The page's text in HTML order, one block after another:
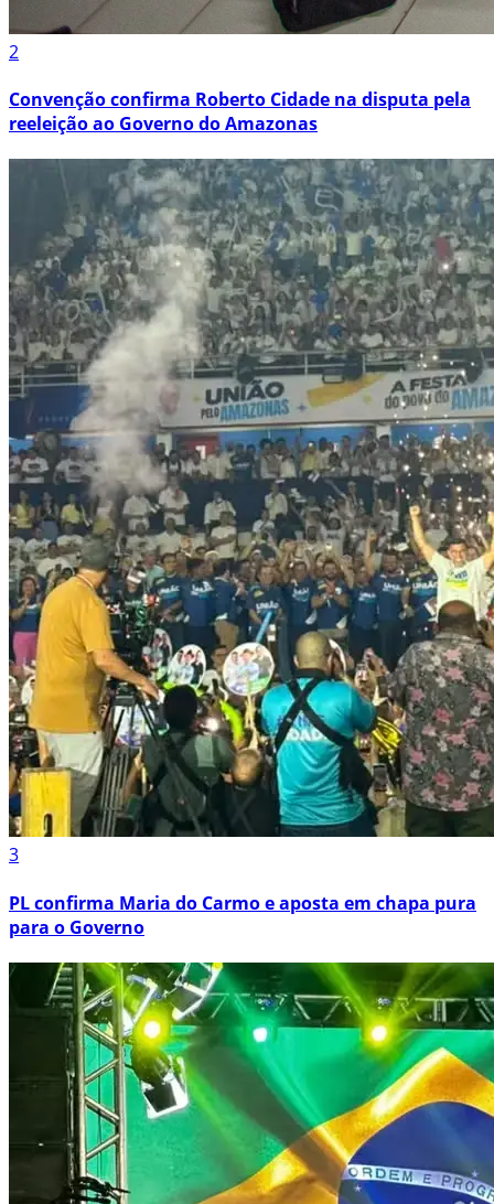
2
Convenção confirma Roberto Cidade na disputa pela
reeleição ao Governo do Amazonas
3
PL confirma Maria do Carmo e aposta em chapa pura
para o Governo